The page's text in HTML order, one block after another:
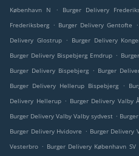
København N
. Burger Delivery
Frederiksberg . Burger Delivery Gentofte .
Delivery Glostrup . Burger Delivery
Burger Delivery Bispebjerg Emdrup .
Burger Delivery Bispebjerg . Burger
Burger Delivery Hellerup Bispebjerg
.
Delivery Hellerup . Burger Delivery Valby
Burger Delivery Valby Valby sydvest .
Burger Delivery Hvidovre . Burger Delivery
Vesterbro . Burger Delivery København SV